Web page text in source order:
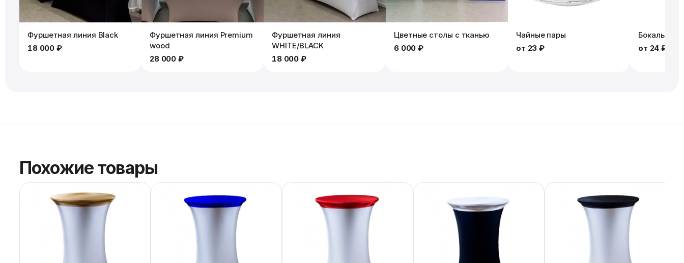
Фуршетная линия Black
18 000 ₽
Фуршетная линия Premium
wood
28 000 ₽
Фуршетная линия
WHITE/BLACK
18 000 ₽
Цветные столы с тканью
6 000 ₽
Чайные пары
от 23 ₽
Бокалы
от 24 ₽
Похожие товары